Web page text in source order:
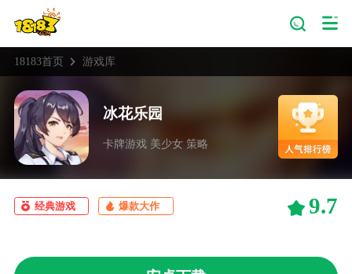
18183首页 游戏库
冰花乐园
卡牌游戏 美少女 策略
经典游戏 爆款大作 9.7